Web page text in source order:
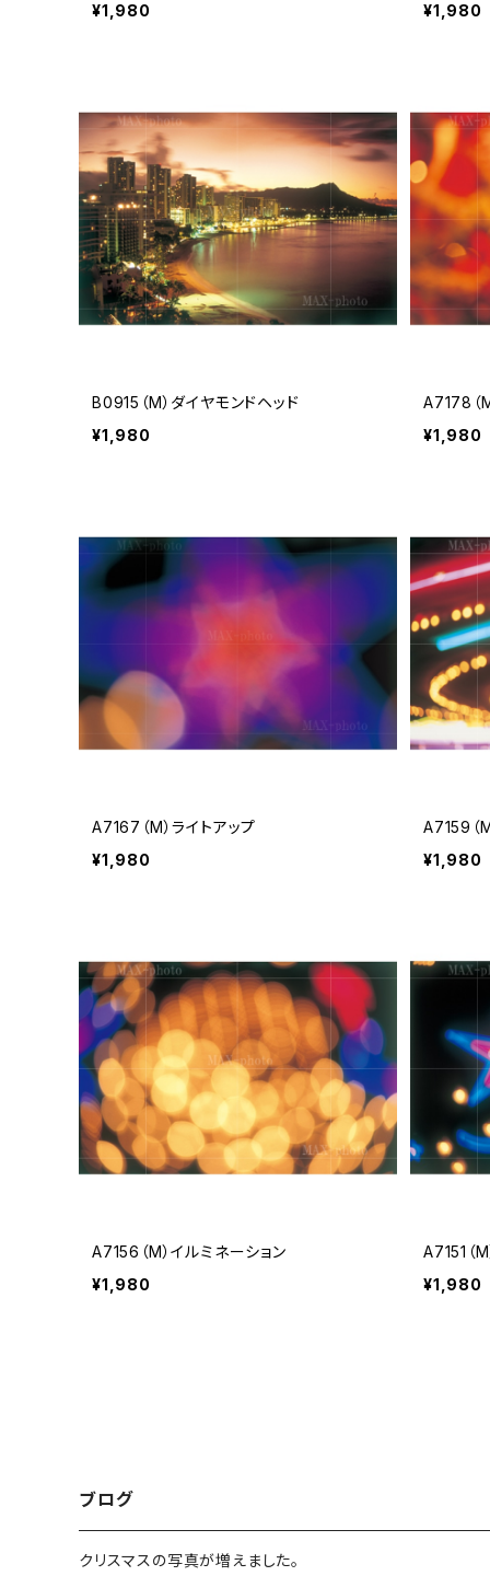
¥1,980
¥1,980
B0915（M）ダイヤモンドヘッド
¥1,980
A7178（
¥1,980
A7167（M）ライトアップ
¥1,980
A7159（
¥1,980
A7156（M）イルミネーション
¥1,980
A7151（
¥1,980
ブログ
クリスマスの写真が増えました。